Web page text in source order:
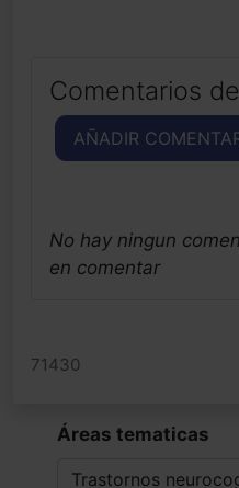
Comentarios
AÑADIR
No hay ningun
en comentar
71430
Áreas tematicas